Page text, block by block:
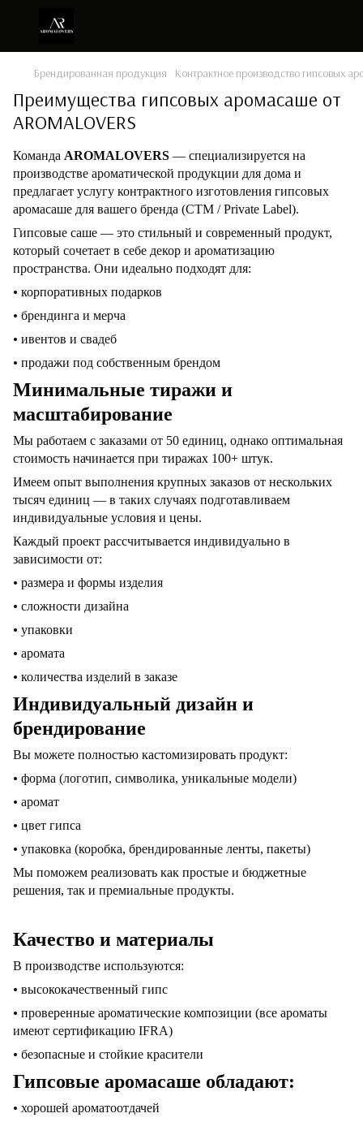
Брендированная продукция Контрактное производство гипсовых
Преимущества гипсовых аромасаше от
AROMALOVERS
Команда AROMALOVERS — специализируется на
производстве ароматической продукции для дома и
предлагает услугу контрактного изготовления гипсовых
аромасаше для вашего бренда (СТМ / Private Label).
Гипсовые саше — это стильный и современный продукт,
который сочетает в себе декор и ароматизацию
пространства. Они идеально подходят для:
• корпоративных подарков
• брендинга и мерча
• ивентов и свадеб
• продажи под собственным брендом
Минимальные тиражи и
масштабирование
Мы работаем с заказами от 50 единиц, однако оптимальная
стоимость начинается при тиражах 100+ штук.
Имеем опыт выполнения крупных заказов от нескольких
тысяч единиц — в таких случаях подготавливаем
индивидуальные условия и цены.
Каждый проект рассчитывается индивидуально в
зависимости от:
• размера и формы изделия
• сложности дизайна
• упаковки
• аромата
• количества изделий в заказе
Индивидуальный дизайн и
брендирование
Вы можете полностью кастомизировать продукт:
• форма (логотип, символика, уникальные модели)
• аромат
• цвет гипса
• упаковка (коробка, брендированные ленты, пакеты)
Мы поможем реализовать как простые и бюджетные
решения, так и премиальные продукты.
Качество и материалы
В производстве используются:
• высококачественный гипс
• проверенные ароматические композиции (все ароматы
имеют сертификацию IFRA)
• безопасные и стойкие красители
Гипсовые аромасаше обладают:
• хорошей ароматоотдачей